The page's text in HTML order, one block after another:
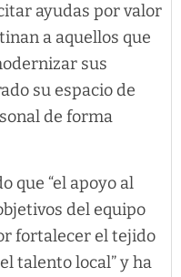
ayudas por valor
a aquellos que
sus
su espacio de
de forma
que “el apoyo al
del equipo
fortalecer el tejido
talento local” y ha